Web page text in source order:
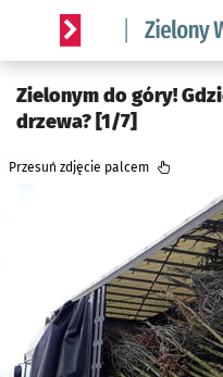
Serwis informacyjny
Zielonym do góry!
drzewa? [1/7]
Przesuń zdjęcie palcem